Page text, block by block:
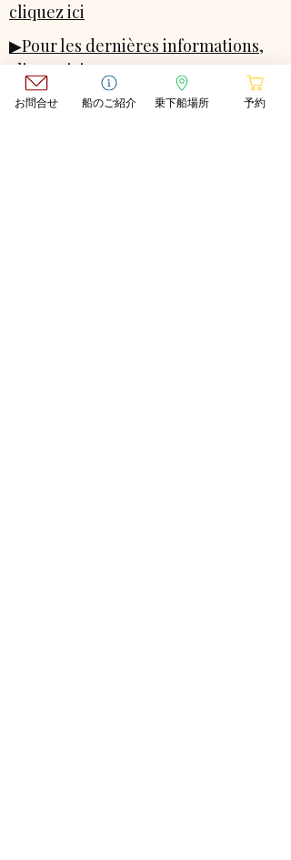
cliquez ici
▶Pour les dernières informations,
cliquez ici
▶Pour les dernières informations,
お問合せ 船のご紹介 乗下船場所 予約